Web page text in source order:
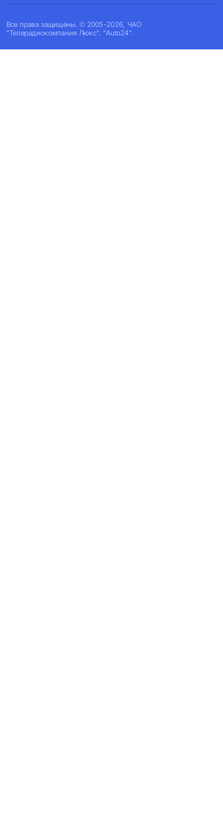
Все права защищены. © 2005-2026, ЧАО
"Телерадиокомпания Люкс". "Auto24".